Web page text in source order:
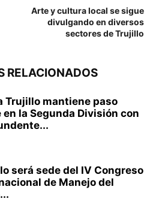
Arte y cultura local se sigue
divulgando en diversos
sectores de Trujillo
RELACIONADOS
Trujillo mantiene paso
la Segunda División con
será sede del IV Congreso
de Manejo del